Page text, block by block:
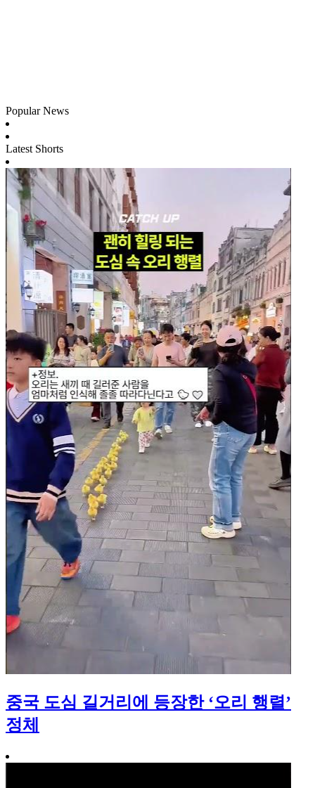
Popular News
Latest Shorts
중국 도심 길거리에 등장한 ‘오리 행렬’
정체